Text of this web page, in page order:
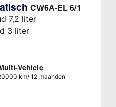
CW6A-EL 6/1
7,2 liter
3 liter
Vehicle
km/ 12 maanden